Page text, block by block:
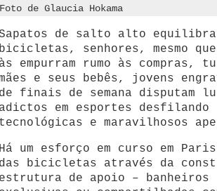
Foto de Glaucia Hokama
de salto alto
bicicletas, senhores, mesmo
às empurram rumo às compras,
e seus bebês, jovens
de finais de semana disputam
adictos em esportes desfilando
tecnológicas e maravilhosos
Há um esforço em curso em
das bicicletas através da
estrutura de apoio –